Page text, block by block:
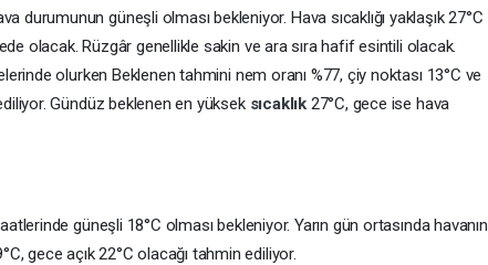
güneşli olması bekleniyor. Hava sıcaklığı yaklaşık 27°C
olacak. Rüzgâr genellikle sakin ve ara sıra hafif esintili olacak.
olurken Beklenen tahmini nem oranı %77, çiy noktası 13°C ve
Gündüz beklenen en yüksek sıcaklık 27°C, gece ise hava
güneşli 18°C olması bekleniyor. Yarın gün ortasında havanın
gece açık 22°C olacağı tahmin ediliyor.